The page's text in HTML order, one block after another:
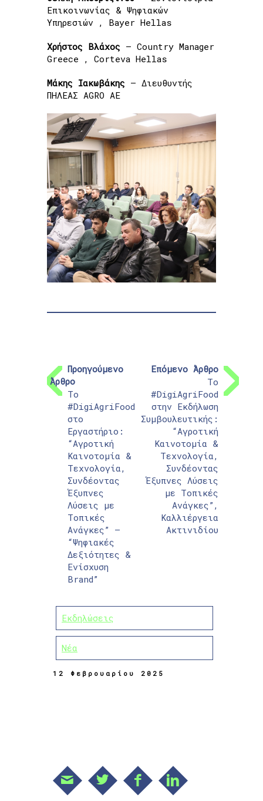
Επικοινωνίας & Ψηφιακών
Υπηρεσιών , Bayer Hellas
Χρήστος Βλάχος – Country Manager
Greece , Corteva Hellas
Μάκης Ιακωβάκης – Διευθυντής
ΠΗΛΕΑΣ AGRO AE
Προηγούμενο
Άρθρο
Το
#DigiAgriFood
στο
Εργαστήριο:
“Αγροτική
Καινοτομία &
Τεχνολογία,
Συνδέοντας
Έξυπνες
Λύσεις με
Τοπικές
Ανάγκες” –
“Ψηφιακές
Δεξιότητες &
Ενίσχυση
Brand”
Επόμενο Άρθρο
Το
#DigiAgriFood
στην Εκδήλωση
Συμβουλευτικής:
“Αγροτική
Καινοτομία &
Τεχνολογία,
Συνδέοντας
Έξυπνες Λύσεις
με Τοπικές
Ανάγκες”,
Καλλιέργεια
Ακτινιδίου
Εκδηλώσεις
Νέα
12 Φεβρουαρίου 2025